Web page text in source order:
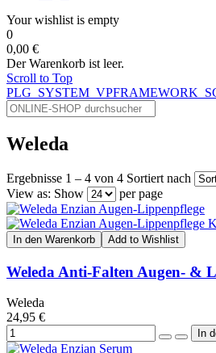
Your wishlist is empty
0
0,00 €
Der Warenkorb ist leer.
Scroll to Top
Weleda
Ergebnisse 1 – 4 von 4 Sortiert nach
View as: Show per page
In den Warenkorb Add to Wishlist
Weleda Anti-Falten Augen- &
Weleda
24,95 €